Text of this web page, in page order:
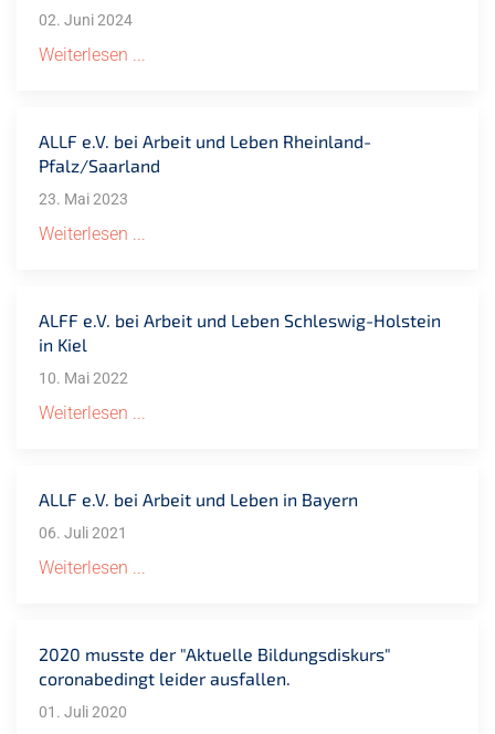
02. Juni 2024
Weiterlesen ...
ALLF e.V. bei Arbeit und Leben Rheinland-
Pfalz/Saarland
23. Mai 2023
Weiterlesen ...
ALFF e.V. bei Arbeit und Leben Schleswig-Holstein
in Kiel
10. Mai 2022
Weiterlesen ...
ALLF e.V. bei Arbeit und Leben in Bayern
06. Juli 2021
Weiterlesen ...
2020 musste der "Aktuelle Bildungsdiskurs"
coronabedingt leider ausfallen.
01. Juli 2020